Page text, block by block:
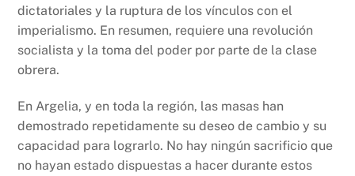
dictatoriales y la ruptura de los vínculos con el
imperialismo. En resumen, requiere una revolución
socialista y la toma del poder por parte de la clase
obrera.
En Argelia, y en toda la región, las masas han
demostrado repetidamente su deseo de cambio y su
capacidad para lograrlo. No hay ningún sacrificio que
no hayan estado dispuestas a hacer durante estos